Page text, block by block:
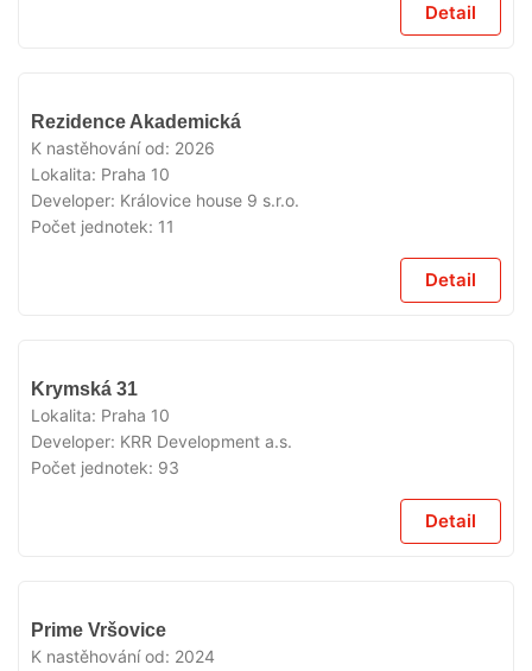
Detail
Rezidence Akademická
K nastěhování od: 2026
Lokalita: Praha 10
Developer: Královice house 9 s.r.o.
Počet jednotek: 11
Detail
Krymská 31
Lokalita: Praha 10
Developer: KRR Development a.s.
Počet jednotek: 93
Detail
Prime Vršovice
K nastěhování od: 2024